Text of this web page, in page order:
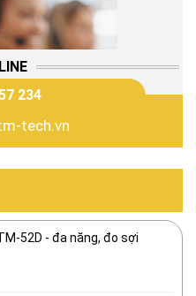
234
tech.vn
52D - đa năng, đo sợi